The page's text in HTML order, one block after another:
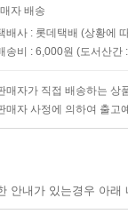
장 깊게 이해하는
완벽한 아트북 『
슨 컬렉션』이라
을거리와 볼거리
배우 랄프 파인스,
데스플라 등이
석 같은 이 작가는
자 배송
배사 : 롯데택배 (상황에
송비 : 6,000원 (도서산간
매자가 직접 배송하는 상
매자 사정에 의하여 출고
안내가 있는경우 아